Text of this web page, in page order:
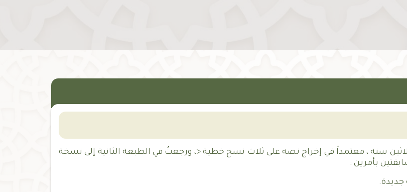
سنة ، معتمداً في إخراج نصه على ثلاث نسخ خطية <، ورجعتُ في الطبعة الثانية إلى نسخة
بأمرين :